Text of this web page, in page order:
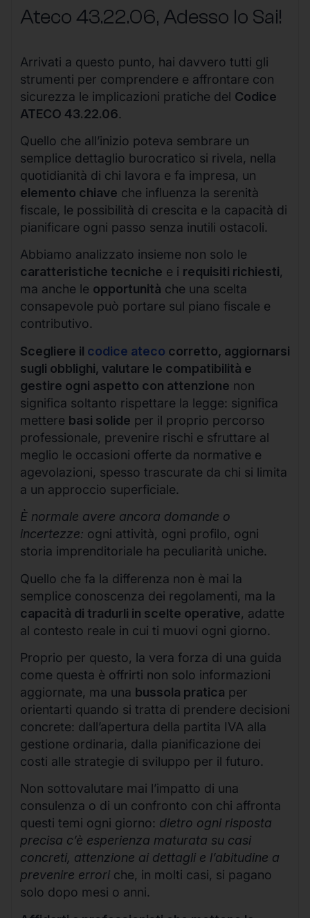
Ateco 43.22.06, Adesso lo Sai!
Arrivati a questo punto, hai davvero tutti gli
strumenti per comprendere e affrontare con
sicurezza le implicazioni pratiche del Codice
ATECO 43.22.06.
Quello che all’inizio poteva sembrare un
semplice dettaglio burocratico si rivela, nella
quotidianità di chi lavora e fa impresa, un
elemento chiave che influenza la serenità
fiscale, le possibilità di crescita e la capacità di
pianificare ogni passo senza inutili ostacoli.
Abbiamo analizzato insieme non solo le
caratteristiche tecniche e i requisiti richiesti,
ma anche le opportunità che una scelta
consapevole può portare sul piano fiscale e
contributivo.
Scegliere il codice ateco corretto, aggiornarsi
sugli obblighi, valutare le compatibilità e
gestire ogni aspetto con attenzione non
significa soltanto rispettare la legge: significa
mettere basi solide per il proprio percorso
professionale, prevenire rischi e sfruttare al
meglio le occasioni offerte da normative e
agevolazioni, spesso trascurate da chi si limita
a un approccio superficiale.
È normale avere ancora domande o
incertezze: ogni attività, ogni profilo, ogni
storia imprenditoriale ha peculiarità uniche.
Quello che fa la differenza non è mai la
semplice conoscenza dei regolamenti, ma la
capacità di tradurli in scelte operative, adatte
al contesto reale in cui ti muovi ogni giorno.
Proprio per questo, la vera forza di una guida
come questa è offrirti non solo informazioni
aggiornate, ma una bussola pratica per
orientarti quando si tratta di prendere decisioni
concrete: dall’apertura della partita IVA alla
gestione ordinaria, dalla pianificazione dei
costi alle strategie di sviluppo per il futuro.
Non sottovalutare mai l’impatto di una
consulenza o di un confronto con chi affronta
questi temi ogni giorno: dietro ogni risposta
precisa c’è esperienza maturata su casi
concreti, attenzione ai dettagli e l’abitudine a
prevenire errori che, in molti casi, si pagano
solo dopo mesi o anni.